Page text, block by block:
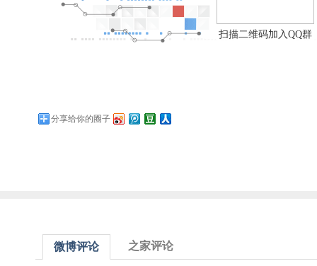
扫描二维码加入QQ群
分享给你的圈子
微博评论 之家评论